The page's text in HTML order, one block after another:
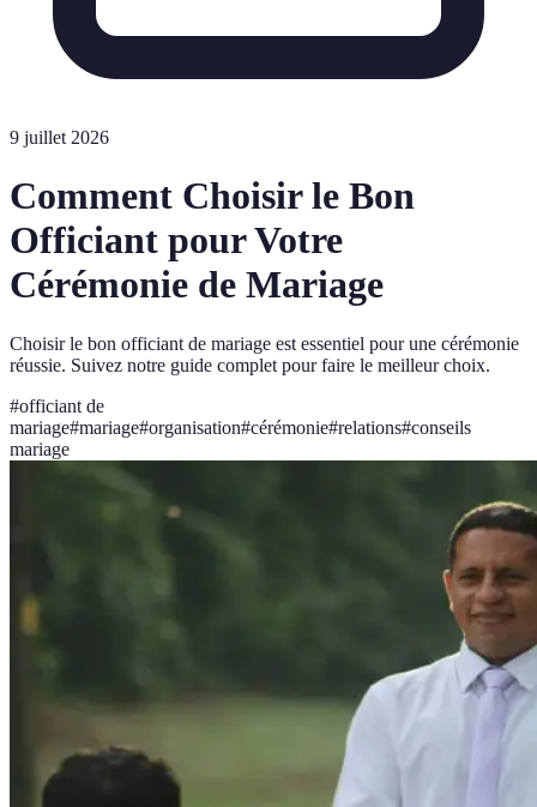
9 juillet 2026
Comment Choisir le Bon
Officiant pour Votre
Cérémonie de Mariage
Choisir le bon officiant de mariage est essentiel pour une cérémonie
réussie. Suivez notre guide complet pour faire le meilleur choix.
#officiant de
mariage#mariage#organisation#cérémonie#relations#conseils
mariage